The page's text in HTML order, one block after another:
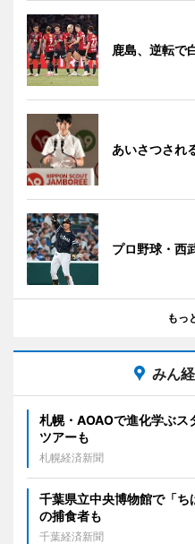
鹿島、逆転
あいさつされ
プロ野球・西
もっ
みん
札幌・AOAOで進化学ぶ
ツアーも
札幌経済新聞
千葉県立中央博物館で「
の捕食者も
千葉経済新聞